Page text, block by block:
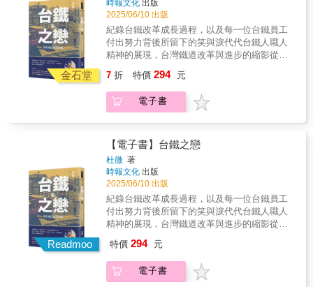
很簡單的。」這就是按過了半個中華民國，客
人雖然很複雜，但她本人很簡單的朱素心。
述中，廖文毅鮮少被提及。他不僅從公共記憶
中消失，也被排除在家庭記憶之外，成了一個
無處安放的幽魂。 為追尋祖父身影，作者於
二?一?年申請傅爾布萊特獎學金來臺，展開長
達一年的田野調查。她走訪臺灣各地，從首都
臺北到祖父成長的雲林西螺，也造訪綠島監獄
言隔閡，她努力學習中文，並尋求翻譯協助；
同時積極訪談親戚、學者，拜會謝聰敏、彭明
敏等臺灣民主運動前輩。其間，她也曾赴日尋
找祖父留下的日記。 《成為幽魂的總統》將這
段尋根經歷寫得如懸疑偵探小說般引人入勝，
交織著作者在美臺日三地追查線索的過程，以
及祖父母那一代的歷史片段──場景橫跨戰後初
期的臺北、逃亡時期的香港與日本，最終祖母
帶著四名年幼子女遠赴美國，一家人自此分隔
兩地。 作者細膩描寫白色恐怖如何撼動一個家
族的命運。當讀者隨她走近廖家過往，也將意
識到：那從不是遙遠的政治事件，而是一場滲
入無數家庭日常的災難，影響至今。 上一代出
於保護而選擇沉默，卻讓下一代在不知情中成
長。廖美文以自身經歷示範：當後代願意追
金石堂
時報文化 出版
2025/06/10 出版
紀錄台鐵改革成長過程，以及每一位台鐵員工
付出努力背後所留下的笑與淚代代台鐵人職人
精神的展現，台灣鐵道改革與進步的縮影從基
老店，如何「齊心協力、勇於改革」，又如何
「全心投入、嶄新服務」，邁向安全永續的新
境界。 >>推動台鐵改革的路上：戮力推進渡過
電」跨領域之專才，在台鐵跨時代的公司化及
票價調整過程中，全體台鐵人披荊斬棘，歷史
性的任務。>>一九八○年代台鐵許多的重大歷
史事件內幕、「類火車」展開勞資抗衡、時代
巨輪－落實勞基法、重大事故的魔咒、紅眼會
議與518密約……。>>面對各項台鐵重大挑
戰，專業深入的分析，第一線的台鐵人心情寫
照。本書概分為三部分：初始進入台鐵的磨練
期、成為中高階主管的成長期、以及身為台鐵
改革成長的過程，以及每位台鐵員工付出努力
背後所留下的笑與淚。杜微40年的鐵道見證與
7 折 特價 294 元
電子書
Readmoo
【電子書】台鐵之戀
杜微 著
時報文化 出版
2025/06/10 出版
紀錄台鐵改革成長過程，以及每一位台鐵員工
付出努力背後所留下的笑與淚代代台鐵人職人
精神的展現，台灣鐵道改革與進步的縮影從基
老店，如何「齊心協力、勇於改革」，又如何
「全心投入、嶄新服務」，邁向安全永續的新
境界。 >>推動台鐵改革的路上：戮力推進渡過
特價 294 元
電子書